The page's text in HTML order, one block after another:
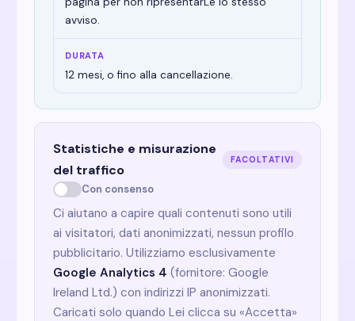
avviso.
12 mesi, o fino alla cancellazione.
Statistiche e misurazione
del traffico
FACOLTATIVI
Con consenso
Ci aiutano a capire quali contenuti sono utili
ai visitatori, dati anonimizzati, nessun profilo
pubblicitario. Utilizziamo esclusivamente
Google Analytics 4 (fornitore: Google
Ireland Ltd.) con indirizzi IP anonimizzati.
Caricati solo quando Lei clicca su «Accetta»